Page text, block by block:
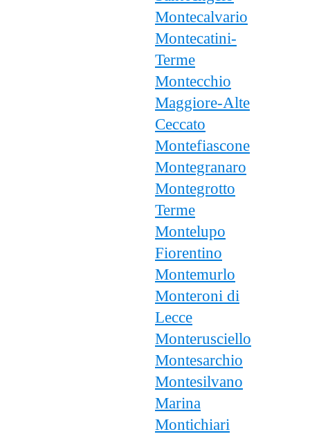
Montecalvario
Montecatini-
Terme
Montecchio
Maggiore-Alte
Ceccato
Montefiascone
Montegranaro
Montegrotto
Terme
Montelupo
Fiorentino
Montemurlo
Monteroni di
Lecce
Monterusciello
Montesarchio
Montesilvano
Marina
Montichiari